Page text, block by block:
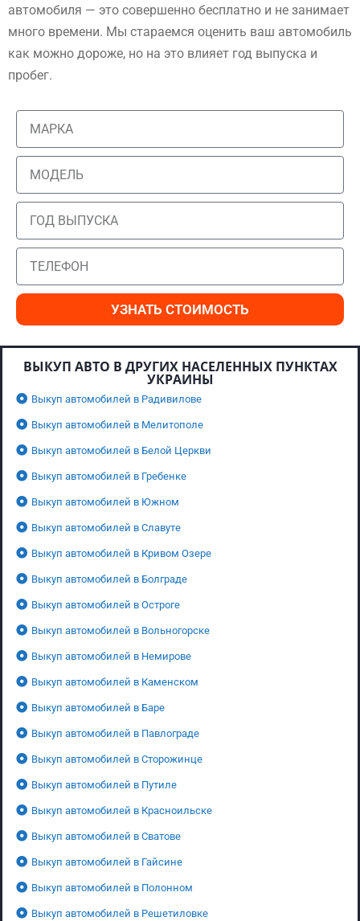
автомобиля — это совершенно бесплатно и не занимает
много времени. Мы стараемся оценить ваш автомобиль
как можно дороже, но на это влияет год выпуска и
пробег.
УЗНАТЬ СТОИМОСТЬ
ВЫКУП АВТО В ДРУГИХ НАСЕЛЕННЫХ ПУНКТАХ
УКРАИНЫ
Выкуп автомобилей в Радивилове
Выкуп автомобилей в Мелитополе
Выкуп автомобилей в Белой Церкви
Выкуп автомобилей в Гребенке
Выкуп автомобилей в Южном
Выкуп автомобилей в Славуте
Выкуп автомобилей в Кривом Озере
Выкуп автомобилей в Болграде
Выкуп автомобилей в Остроге
Выкуп автомобилей в Вольногорске
Выкуп автомобилей в Немирове
Выкуп автомобилей в Каменском
Выкуп автомобилей в Баре
Выкуп автомобилей в Павлограде
Выкуп автомобилей в Сторожинце
Выкуп автомобилей в Путиле
Выкуп автомобилей в Красноильске
Выкуп автомобилей в Сватове
Выкуп автомобилей в Гайсине
Выкуп автомобилей в Полонном
Выкуп автомобилей в Решетиловке